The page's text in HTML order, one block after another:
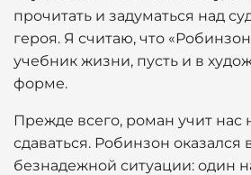
прочитать и задуматься над
героя. Я считаю, что
учебник жизни, пусть и в
форме.
Прежде всего, роман учит нас
сдаваться. Робинзон
безнадежной ситуации: один